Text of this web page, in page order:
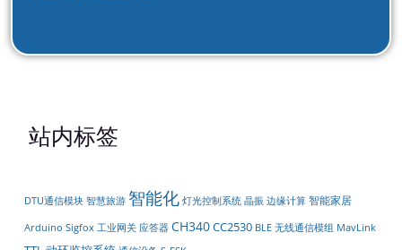
站内标签
DTU通信模块 智慧旅游 智能化 灯光控制系统 晶振 边缘计算 智能家居
Arduino Sigfox 工业网关 应答器 CH340CC2530 BLE 无线通信模组 MavLink